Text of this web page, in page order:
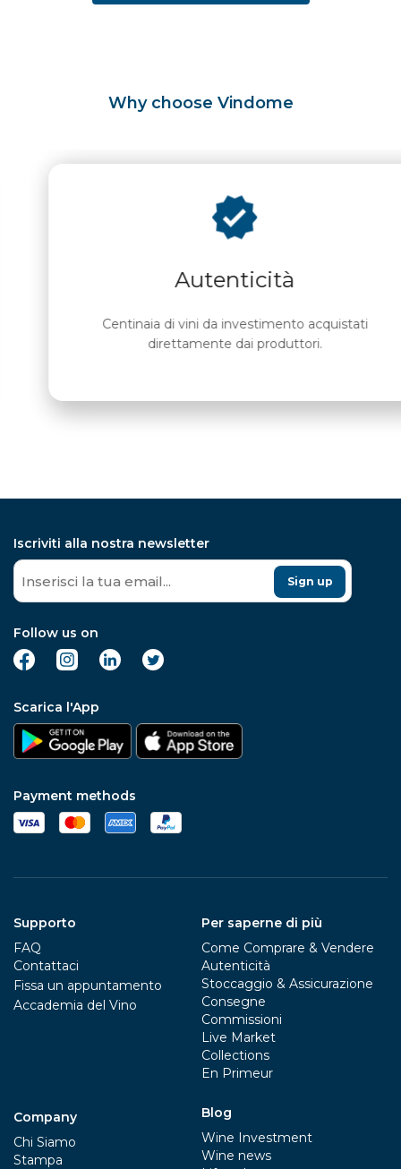
Why choose Vindome
Autenticità
Centinaia di vini da investimento acquistati
direttamente dai produttori.
Iscriviti alla nostra newsletter
Sign up
Follow us on
Scarica l'App
Payment methods
Supporto
FAQ
Contattaci
Fissa un appuntamento
Accademia del Vino
Company
Chi Siamo
Stampa
Per saperne di più
Come Comprare & Vendere
Autenticità
Stoccaggio & Assicurazione
Consegne
Commissioni
Live Market
Collections
En Primeur
Blog
Wine Investment
Wine news